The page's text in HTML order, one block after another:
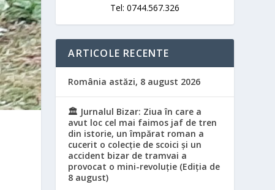
Tel: 0744.567.326
ARTICOLE RECENTE
România astăzi, 8 august 2026
🏛️ Jurnalul Bizar: Ziua în care a
avut loc cel mai faimos jaf de tren
din istorie, un împărat roman a
cucerit o colecție de scoici și un
accident bizar de tramvai a
provocat o mini-revoluție (Ediția de
8 august)